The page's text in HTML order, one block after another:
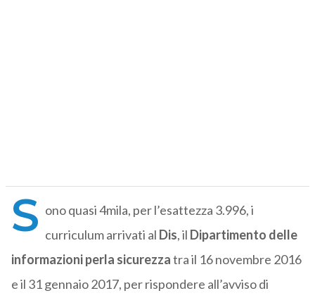
S ono quasi 4mila, per l’esattezza 3.996, i
curriculum arrivati al Dis, il Dipartimento delle
informazioni perla sicurezzatra il 16 novembre 2016
e il 31 gennaio 2017, per rispondere all’avviso di